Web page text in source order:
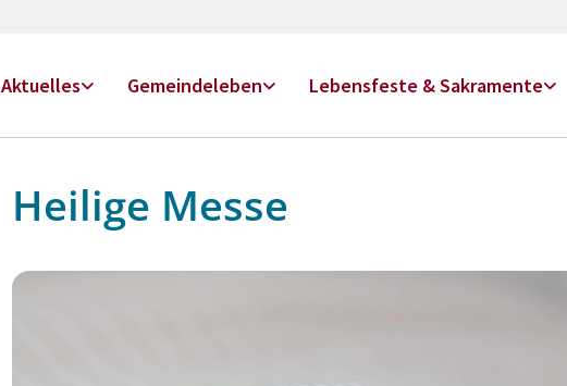
Aktuelles Gemeindeleben Lebensfeste & Sakramente
Heilige Messe